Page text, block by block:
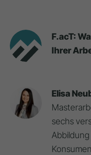
F.acT:
Ihrer
Elisa
sechs